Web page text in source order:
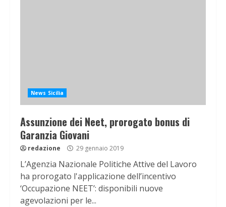
News Sicilia
Assunzione dei Neet, prorogato bonus di
Garanzia Giovani
redazione 29 gennaio 2019
L’Agenzia Nazionale Politiche Attive del Lavoro
ha prorogato l'applicazione dell’incentivo
‘Occupazione NEET’: disponibili nuove
agevolazioni per le...